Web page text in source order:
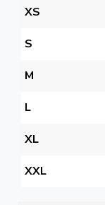
XS
S
M
L
XL
XXL